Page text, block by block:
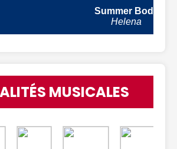
Summer Body
Helena
MUSICALES